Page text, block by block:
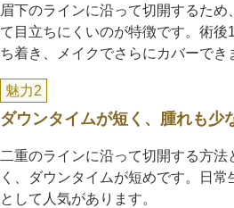
眉下のラインに沿って切開するた
て目立ちにくいのが特徴です。術後
ち着き、メイクでさらにカバーでき
魅力2
ダウンタイムが短く、腫れも少
二重のラインに沿って切開する方法
く、ダウンタイムが短めです。日
として人気があります。